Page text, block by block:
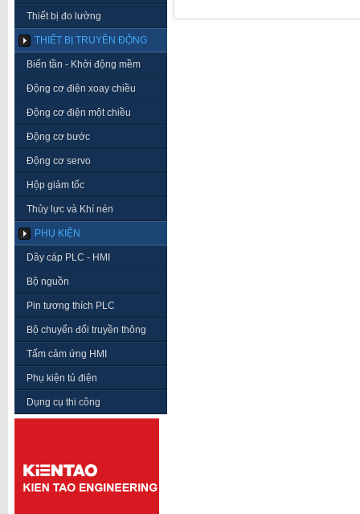
Thiết bị đo lường
THIẾT BỊ TRUYỀN ĐỘNG
Biến tần - Khởi động mềm
Động cơ điện xoay chiều
Động cơ điện một chiều
Động cơ bước
Động cơ servo
Hộp giảm tốc
Thủy lực và Khí nén
PHỤ KIỆN
Dây cáp PLC - HMI
Bộ nguồn
Pin tương thích PLC
Bộ chuyển đổi truyền thông
Tấm cảm ứng HMI
Phụ kiện tủ điện
Dụng cụ thi công